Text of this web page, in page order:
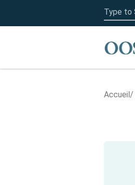
Accueil
Search
for:
Accueil